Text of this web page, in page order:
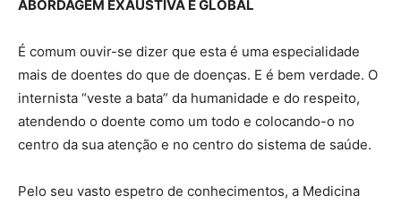
ABORDAGEM EXAUSTIVA E GLOBAL
É comum ouvir-se dizer que esta é uma especialidade
mais de doentes do que de doenças. E é bem verdade. O
internista “veste a bata” da humanidade e do respeito,
atendendo o doente como um todo e colocando-o no
centro da sua atenção e no centro do sistema de saúde.
Pelo seu vasto espetro de conhecimentos, a Medicina